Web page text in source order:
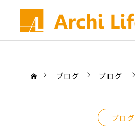
ブログ ブログ
ブログ